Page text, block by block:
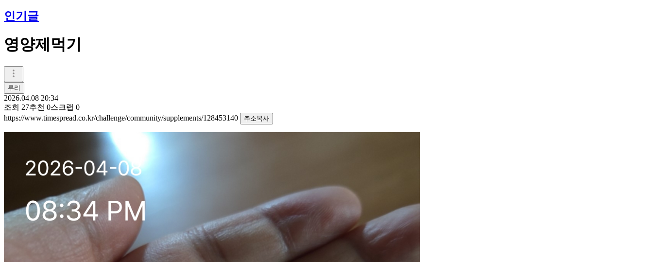
인기글
영양제먹기
루리
2026.04.08 20:34
조회 27추천 0스크랩 0
https://www.timespread.co.kr/challenge/community/supplements/128453140
주소복사